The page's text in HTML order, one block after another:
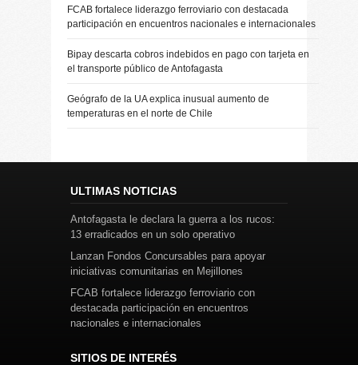
FCAB fortalece liderazgo ferroviario con destacada
participación en encuentros nacionales e internacionales
Bipay descarta cobros indebidos en pago con tarjeta en
el transporte público de Antofagasta
Geógrafo de la UA explica inusual aumento de
temperaturas en el norte de Chile
ULTIMAS NOTICIAS
Antofagasta le declara la guerra a los rucos:
13 erradicados en un solo operativo
Lanzan Fondos Concursables para apoyar
iniciativas comunitarias en Mejillones
FCAB fortalece liderazgo ferroviario con
destacada participación en encuentros
nacionales e internacionales
SITIOS DE INTERÉS